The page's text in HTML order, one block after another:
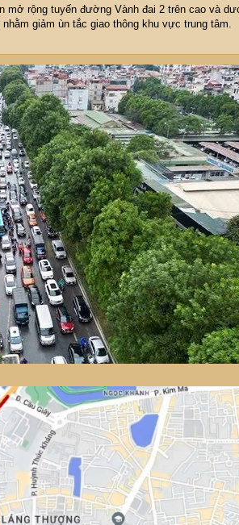
mở rộng tuyến đường Vành đai 2 trên cao và
giảm ùn tắc giao thông khu vực trung tâm.